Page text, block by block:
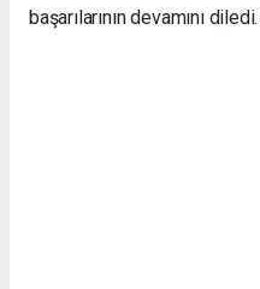
başarılarının devamını diledi.